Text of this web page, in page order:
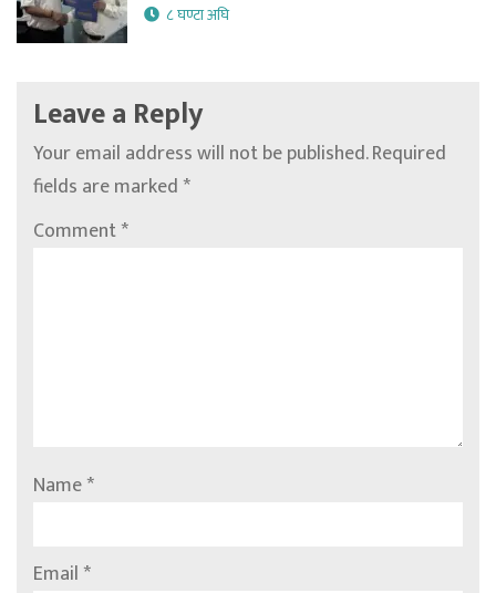
८ घण्टा अघि
Leave a Reply
Your email address will not be published.Required
fields are marked*
Comment*
Name*
Email*